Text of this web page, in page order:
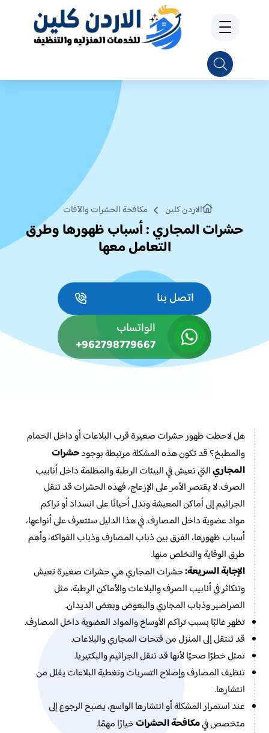
الاردن كلين مكافحة الحشرات والآفات
حشرات المجاري : أسباب ظهورها وطرق
التعامل معها
اتصل بنا
الواتساب
‎+962798779667
هل لاحظت ظهور حشرات صغيرة قرب البلاعات أو داخل الحمام
والمطبخ؟ قد تكون هذه المشكلة مرتبطة بوجودحشرات
المجاريالتي تعيش في البيئات الرطبة والمظلمة داخل أنابيب
الصرف. لا يقتصر الأمر على الإزعاج، فهذه الحشرات قد تنقل
الجراثيم إلى أماكن المعيشة وتدل أحيانًا على انسداد أو تراكم
مواد عضوية داخل المصارف. في هذا الدليل ستتعرف على أنواعها،
أسباب ظهورها، الفرق بين ذباب المصارف وذباب الفواكه، وأهم
طرق الوقاية والتخلص منها.
الإجابة السريعة:حشرات المجاري هي حشرات صغيرة تعيش
وتتكاثر في أنابيب الصرف والبلاعات والأماكن الرطبة، مثل
الصراصير وذباب المجاري والبعوض وبعض الديدان.
تظهر غالبًا بسبب تراكم الأوساخ والمواد العضوية داخل المصارف.
قد تنتقل إلى المنزل من فتحات المجاري والبلاعات.
تمثل خطرًا صحيًا لأنها قد تنقل الجراثيم والبكتيريا.
تنظيف المصارف وإصلاح التسربات وتغطية البلاعات يقلل من
انتشارها.
عند استمرار المشكلة أو انتشارها الواسع، يصبح الرجوع إلى
متخصص فيمكافحة الحشراتخيارًا مهمًا.